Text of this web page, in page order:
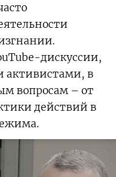
дискуссии,
активистами, в
вопросам – от
действий в